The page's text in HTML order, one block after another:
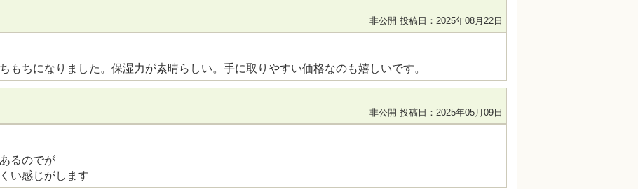
非公開 投稿日：2025年08月22日
もちになりました。保湿力が素晴らしい。手に取りやすい価格なのも嬉しいです。
非公開 投稿日：2025年05月09日
るのでが
い感じがします